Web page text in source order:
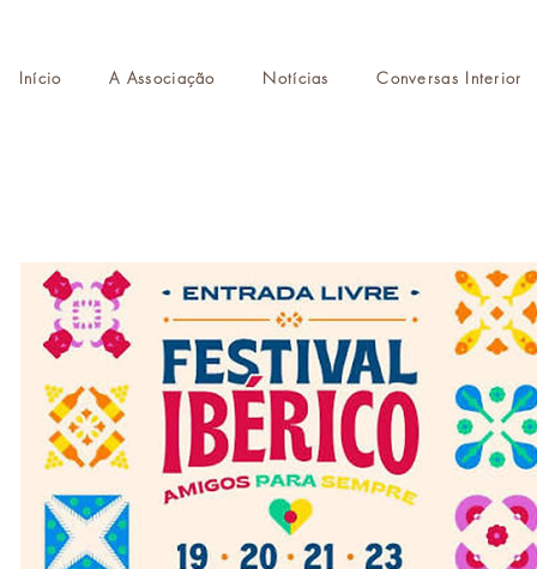
Início A Associação Notícias Conversas Interior